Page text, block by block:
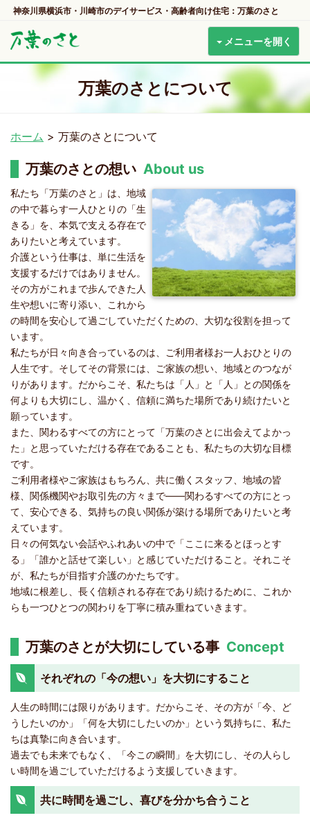
神奈川県横浜市・川崎市のデイサービス・高齢者向け住宅：万葉のさと
メニューを開く
万葉のさとについて
ホーム > 万葉のさとについて
万葉のさとの想い About us
私たち「万葉のさと」は、地域
の中で暮らす一人ひとりの「生
きる」を、本気で支える存在で
ありたいと考えています。
介護という仕事は、単に生活を
支援するだけではありません。
その方がこれまで歩んできた人
生や想いに寄り添い、これから
の時間を安心して過ごしていただくための、大切な役割を担って
います。
私たちが日々向き合っているのは、ご利用者様お一人おひとりの
人生です。そしてその背景には、ご家族の想い、地域とのつなが
りがあります。だからこそ、私たちは「人」と「人」との関係を
何よりも大切にし、温かく、信頼に満ちた場所であり続けたいと
願っています。
また、関わるすべての方にとって「万葉のさとに出会えてよかっ
た」と思っていただける存在であることも、私たちの大切な目標
です。
ご利用者様やご家族はもちろん、共に働くスタッフ、地域の皆
様、関係機関やお取引先の方々まで——関わるすべての方にとっ
て、安心できる、気持ちの良い関係が築ける場所でありたいと考
えています。
日々の何気ない会話やふれあいの中で「ここに来るとほっとす
る」「誰かと話せて楽しい」と感じていただけること。それこそ
が、私たちが目指す介護のかたちです。
地域に根差し、長く信頼される存在であり続けるために、これか
らも一つひとつの関わりを丁寧に積み重ねていきます。
万葉のさとが大切にしている事 Concept
それぞれの「今の想い」を大切にすること
人生の時間には限りがあります。だからこそ、その方が「今、ど
うしたいのか」「何を大切にしたいのか」という気持ちに、私た
ちは真摯に向き合います。
過去でも未来でもなく、「今この瞬間」を大切にし、その人らし
い時間を過ごしていただけるよう支援していきます。
共に時間を過ごし、喜びを分かち合うこと